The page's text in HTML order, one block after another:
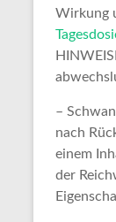
Wirkung
–
nach
einem
der